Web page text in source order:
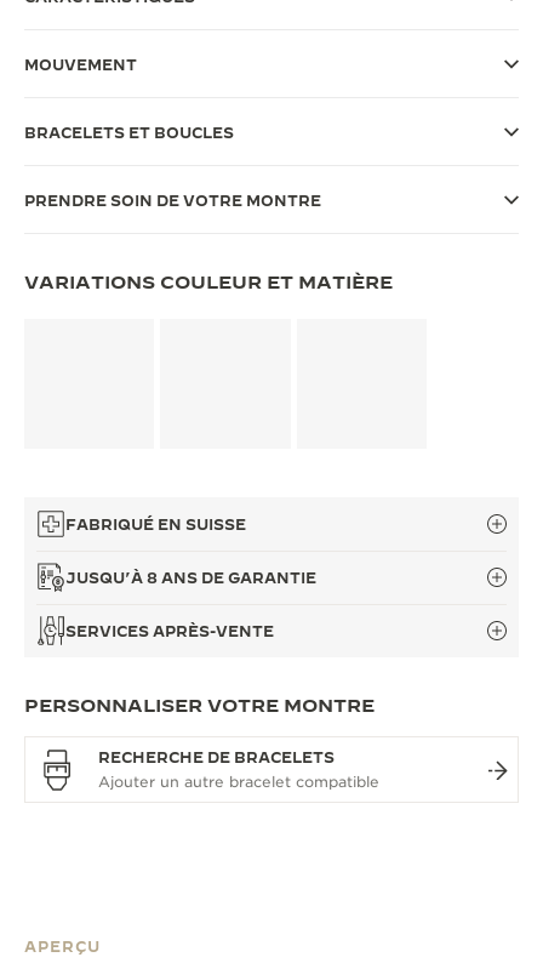
LE PIONNIER DE LA PRÉCISION
MOUVEMENT
BRACELETS ET BOUCLES
PRENDRE SOIN DE VOTRE MONTRE
VARIATIONS COULEUR ET MATIÈRE
FABRIQUÉ EN SUISSE
JUSQU’À 8 ANS DE GARANTIE
SERVICES APRÈS-VENTE
PERSONNALISER VOTRE MONTRE
RECHERCHE DE BRACELETS
APERÇU